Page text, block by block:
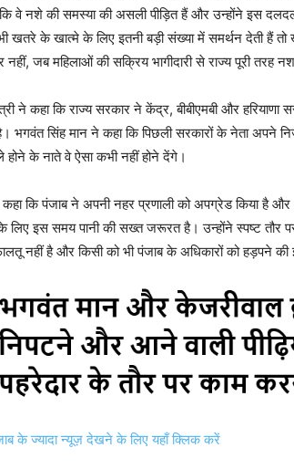
वे नशे की समस्या की असली पीड़ित हैं और उन्होंने इस दलदल
खतरे के खात्मे के लिए इतनी बड़ी संख्या में समर्थन देती हैं
नहीं, जब महिलाओं की सक्रिय भागीदारी से राज्य पूरी तरह
ने कहा कि राज्य सरकार ने केंद्र, बीबीएमबी और
भगवंत सिंह मान ने कहा कि पिछली सरकारों के नेता अपने
होने के नाते वे ऐसा कभी नहीं होने देंगे।
कहा कि पंजाब ने अपनी नहर प्रणाली को अपग्रेड किया है
इस समय पानी की सख्त जरूरत है। उन्होंने स्पष्ट तौर
नहीं है और किसी को भी पंजाब के अधिकारों को हड़पने की
के ज्यादा न्यूज़ देखने के लिए यहाँ क्लिक करें